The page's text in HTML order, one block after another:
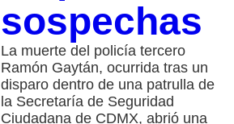
sospechas
La muerte del policía tercero
Ramón Gaytán, ocurrida tras un
disparo dentro de una patrulla de
la Secretaría de Seguridad
Ciudadana de CDMX, abrió una